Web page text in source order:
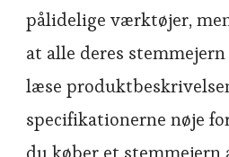
pålidelige værktøjer,
at alle deres
læse
specifikationerne nøje